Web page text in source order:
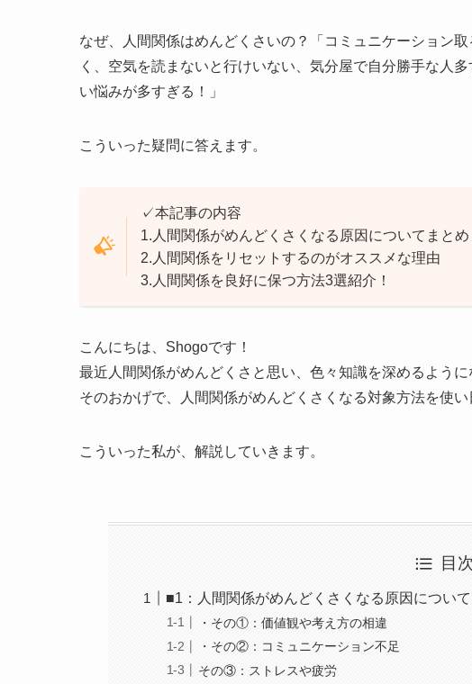
なぜ、人間関係はめんどくさいの？「コミュニケーション
く、空気を読まないと行けいない、気分屋で自分勝手な人
い悩みが多すぎる！」
こういった疑問に答えます。
✓本記事の内容
1.人間関係がめんどくさくなる原因についてまとめ
2.人間関係をリセットするのがオススメな理由
3.人間関係を良好に保つ方法3選紹介！
こんにちは、Shogoです！
最近人間関係がめんどくさと思い、色々知識を深めるように
そのおかげで、人間関係がめんどくさくなる対象方法を使い
こういった私が、解説していきます。
目次
■1：人間関係がめんどくさくなる原因につい
・その①：価値観や考え方の相違
・その②：コミュニケーション不足
その③：ストレスや疲労